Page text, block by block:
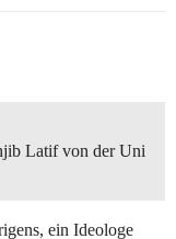
Latif von der Uni
ein Ideologe